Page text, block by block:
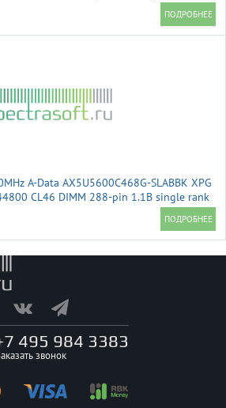
A-Data AX5U5600C468G-SLABBK XPG
CL46 DIMM 288-pin 1.1В single rank
495 984 3383
звонок